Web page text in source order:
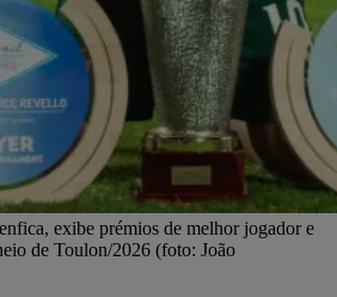
exibe prémios de melhor jogador e
de Toulon/2026 (foto: João